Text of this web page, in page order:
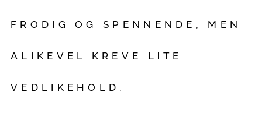
FRODIG OG SPENNENDE, MEN
ALIKEVEL KREVE LITE
VEDLIKEHOLD.